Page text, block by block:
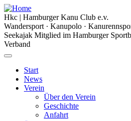
Hkc | Hamburger Kanu Club e.v.
Wandersport · Kanupolo ·
Seekajak Mitglied im Hamburger
Verband
Start
News
Verein
Über den Verein
Geschichte
Anfahrt